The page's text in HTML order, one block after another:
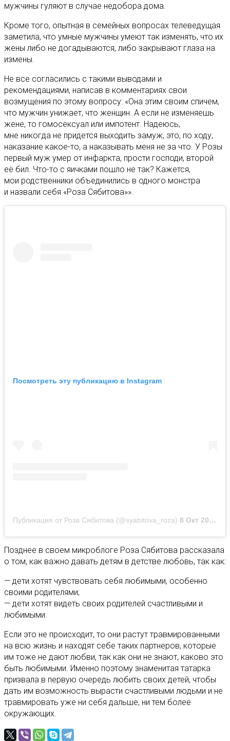
мужчины гуляют в случае недобора дома.
Кроме того, опытная в семейных вопросах телеведущая
заметила, что умные мужчины умеют так изменять, что их
жены либо не догадываются, либо закрывают глаза на
измены.
Не все согласились с такими выводами и
рекомендациями, написав в комментариях свои
возмущения по этому вопросу: «Она этим своим спичем,
что мужчин унижает, что женщин. А если не изменяешь
жене, то гомосексуал или импотент. Надеюсь,
мне никогда не придется выходить замуж, это, по ходу,
наказание какое-то, а наказывать меня не за что. У Розы
первый муж умер от инфаркта, прости господи, второй
её бил. Что-то с яичками пошло не так? Кажется,
мои родственники объединились в одного монстра
и назвали себя «Роза Сябитова»».
Посмотреть эту публикацию в Instagram
Публикация от Роза Сябитова (@syabitova_roza) 8 Окт 2020 в 2:46 PDT
Позднее в своем микроблоге Роза Сябитова рассказала
о том, как важно давать детям в детстве любовь, так как:
— дети хотят чувствовать себя любимыми, особенно
своими родителями;
— дети хотят видеть своих родителей счастливыми и
любимыми.
Если это не происходит, то они растут травмированными
на всю жизнь и находят себе таких партнеров, которые
им тоже не дают любви, так как они не знают, каково это
быть любимыми. Именно поэтому знаменитая татарка
призвала в первую очередь любить своих детей, чтобы
дать им возможность вырасти счастливыми людьми и не
травмировать уже ни себя дальше, ни тем более
окружающих.